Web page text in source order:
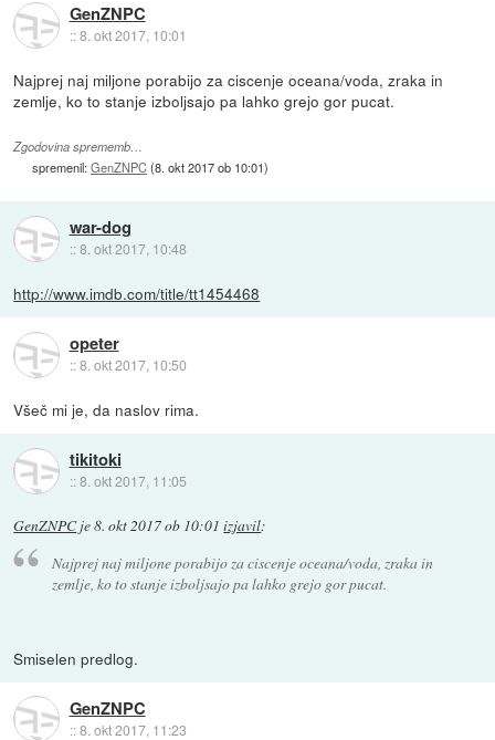
GenZNPC
::8. okt 2017, 10:01
Najprej naj miljone porabijo za ciscenje oceana/voda, zraka in
zemlje, ko to stanje izboljsajo pa lahko grejo gor pucat.
Zgodovina sprememb…
spremenil:GenZNPC(8. okt 2017 ob 10:01)
war-dog
::8. okt 2017, 10:48
http://www.imdb.com/title/tt1454468
opeter
::8. okt 2017, 10:50
Všeč mi je, da naslov rima.
tikitoki
::8. okt 2017, 11:05
GenZNPCje8. okt 2017 ob 10:01 izjavil:
Najprej naj miljone porabijo za ciscenje oceana/voda, zraka in
zemlje, ko to stanje izboljsajo pa lahko grejo gor pucat.
Smiselen predlog.
GenZNPC
::8. okt 2017, 11:23